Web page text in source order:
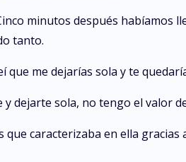
minutos después habíamos
tanto.
me dejarías sola y te
dejarte sola, no tengo el valor
caracterizaba en ella gracias